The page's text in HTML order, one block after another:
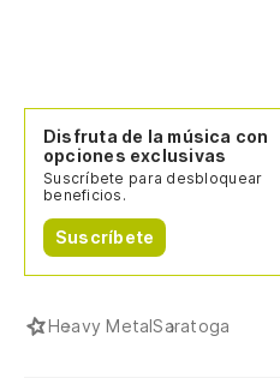
Disfruta de la música con
opciones exclusivas
Suscríbete para desbloquear
beneficios.
Suscríbete
Heavy MetalSaratoga